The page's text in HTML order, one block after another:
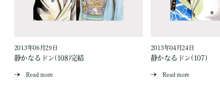
2013年06月29日
静かなるドン(108)完結
Read more
2013年04月24日
静かなるドン(107)
Read more